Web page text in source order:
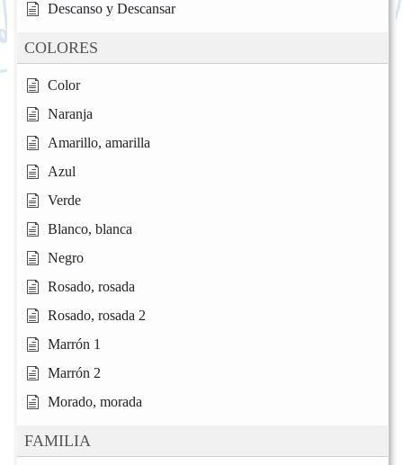
Descanso y Descansar
COLORES
Color
Naranja
Amarillo, amarilla
Azul
Verde
Blanco, blanca
Negro
Rosado, rosada
Rosado, rosada 2
Marrón 1
Marrón 2
Morado, morada
FAMILIA